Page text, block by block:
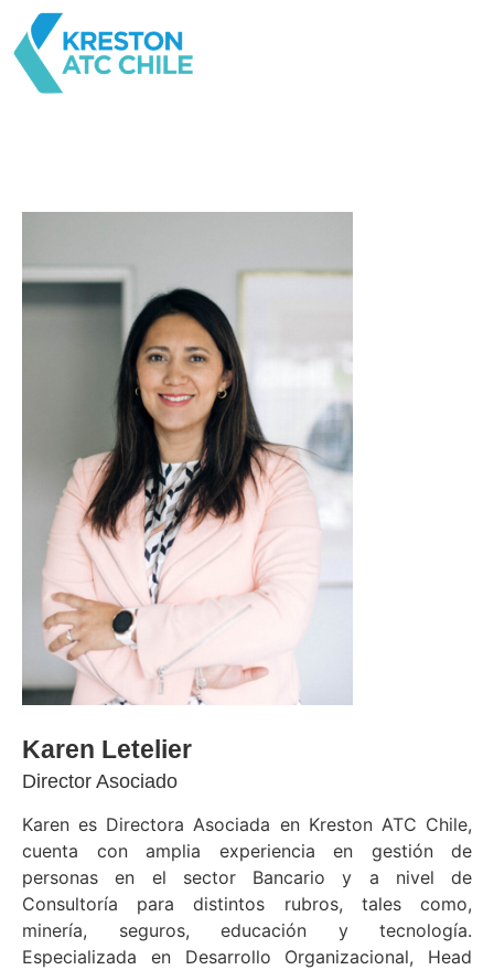
Karen Letelier
Director Asociado
Karen es Directora Asociada en Kreston ATC Chile,
cuenta con amplia experiencia en gestión de
personas en el sector Bancario y a nivel de
Consultoría para distintos rubros, tales como,
minería, seguros, educación y tecnología.
Especializada en Desarrollo Organizacional, Head